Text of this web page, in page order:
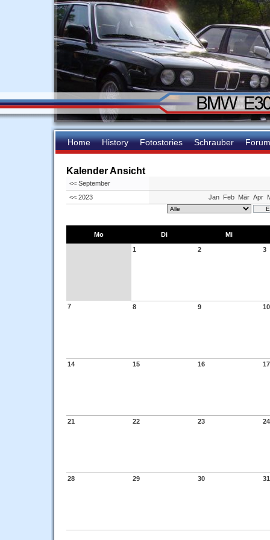
Home History Fotostories Schrauber Forum
Kalender Ansicht
<< September
<< 2023
Jan Feb Mär Apr
Mo Di Mi
1 2 3
7 8 9 10
14 15 16 17
21 22 23 24
28 29 30 31